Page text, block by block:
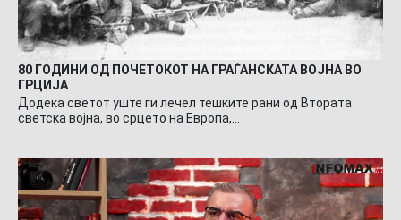
80 ГОДИНИ ОД ПОЧЕТОКОТ НА ГРАЃАНСКАТА ВОЈНА ВО
ГРЦИЈА
Додека светот уште ги лечел тешките рани од Втората
светска војна, во срцето на Европа,…